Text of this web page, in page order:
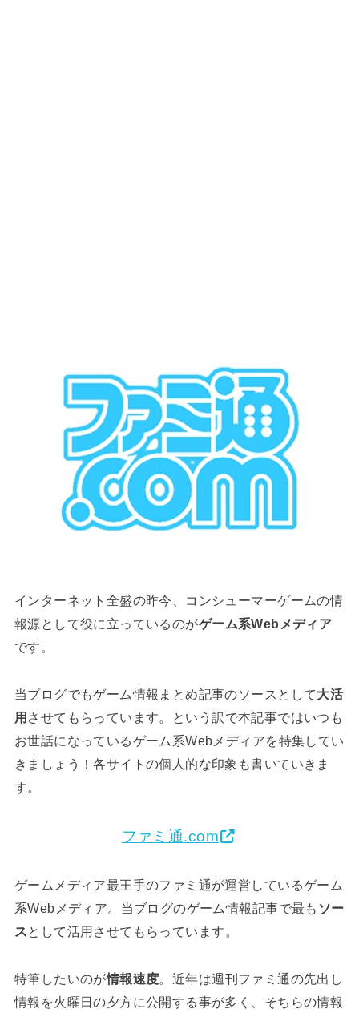
インターネット全盛の昨今、コンシューマーゲームの情
報源として役に立っているのがゲーム系Webメディア
です。
当ブログでもゲーム情報まとめ記事のソースとして大活
用 させてもらっています。という訳で本記事ではいつも
お世話になっているゲーム系Webメディアを特集してい
きましょう！各サイトの個人的な印象も書いていきま
す。
ファミ通.com
ゲームメディア最王手のファミ通が運営しているゲーム
系Webメディア。当ブログのゲーム情報記事で最も ソー
スとして活用させてもらっています。
特筆したいのが情報速度。近年は週刊ファミ通の先出し
情報を火曜日の夕方に公開する事が多く、そちらの情報